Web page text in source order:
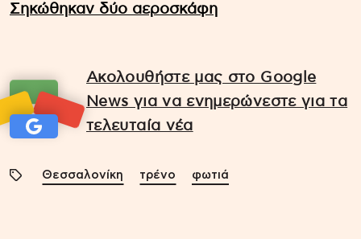
Σηκώθηκαν δύο αεροσκάφη
Ακολουθήστε μας στο Google
News για να ενημερώνεστε για τα
τελευταία νέα
Θεσσαλονίκη τρένο φωτιά